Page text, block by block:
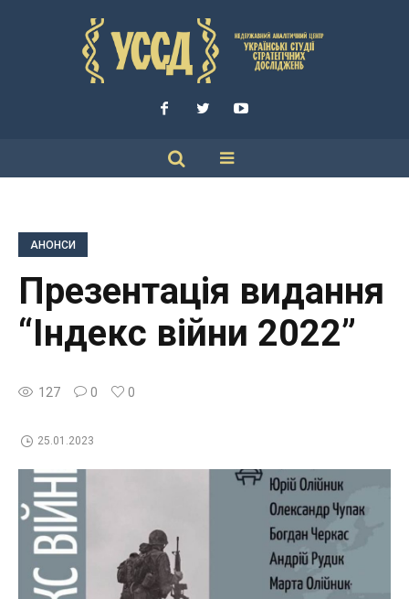
АНОНСИ
Презентація видання
“Індекс війни 2022”
127 0 0
25.01.2023